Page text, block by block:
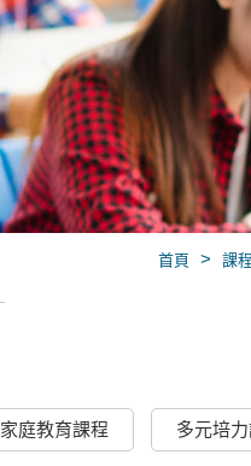
首頁 > 課
家庭教育課程 多元培